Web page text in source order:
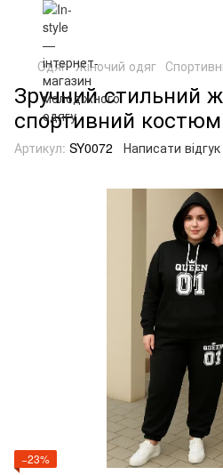
Одяг Жіночий одяг
Зручний стильний
спортивний
Артикул: SY0072 Написати відгук
−23%